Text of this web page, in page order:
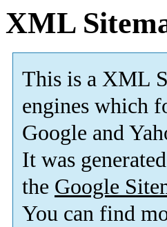
XML
This is a XML
engines which
Google and
It was
the Google
You can find